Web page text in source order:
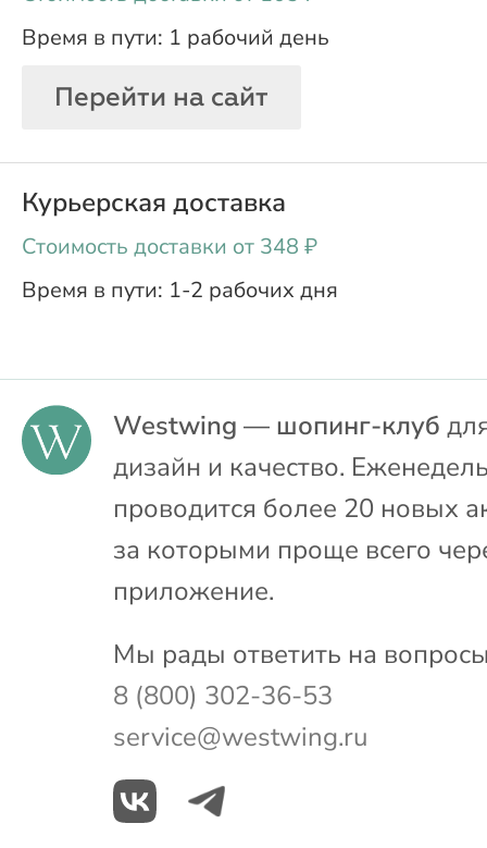
1 рабочий день
Перейти на сайт
Курьерская доставка
oт 348 ₽
1-2 рабочих дня
Westwing — шопинг-клуб
дизайн и качество.
проводится более 20 новых
за которыми проще всего
приложение.
Мы рады ответить на
8 (800) 302-36-53
service@westwing.ru